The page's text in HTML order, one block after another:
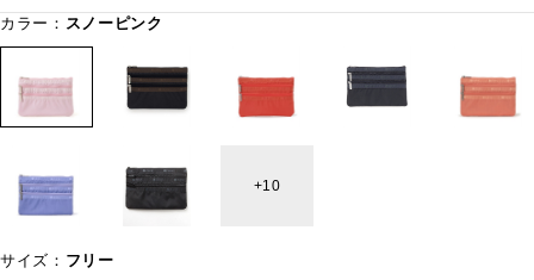
カラー： スノーピンク
10
サイズ： フリー